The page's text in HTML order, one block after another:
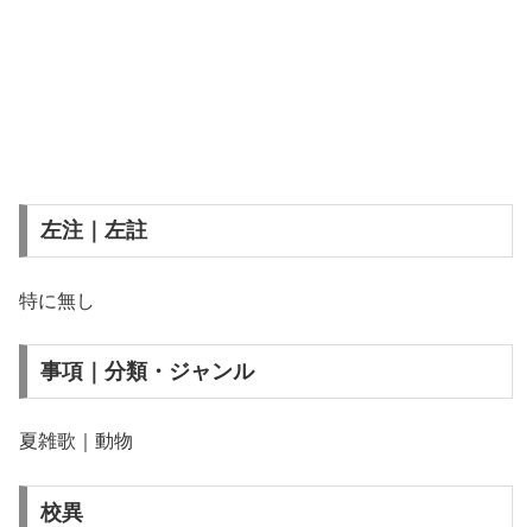
左注｜左註
特に無し
事項｜分類・ジャンル
夏雑歌｜動物
校異